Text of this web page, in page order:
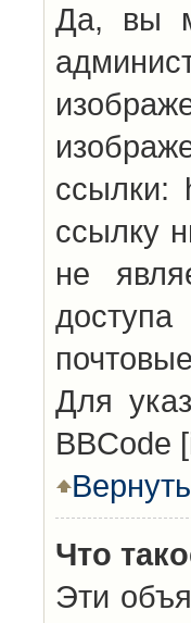
Да, вы
ссылки:
ссылку
не
Для
BBCode
Что
Эти